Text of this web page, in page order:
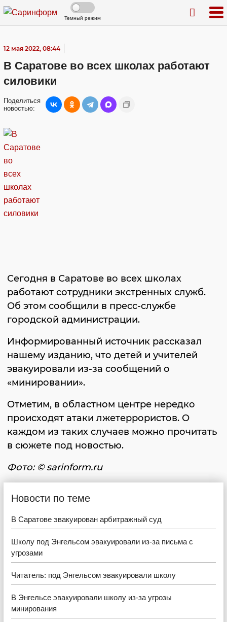
Темный режим
12 мая 2022, 08:44
В Саратове во всех школах работают
силовики
Поделиться
новостью:
Сегодня в Саратове во всех школах
работают сотрудники экстренных служб.
Об этом сообщили в пресс-службе
городской администрации.
Информированный источник рассказал
нашему изданию, что детей и учителей
эвакуировали из-за сообщений о
«минировании».
Отметим, в областном центре нередко
происходят атаки лжетеррористов. О
каждом из таких случаев можно прочитать
в сюжете под новостью.
Фото: © sarinform.ru
Новости по теме
В Саратове эвакуирован арбитражный суд
Школу под Энгельсом эвакуировали из-за письма с
угрозами
Читатель: под Энгельсом эвакуировали школу
В Энгельсе эвакуировали школу из-за угрозы
минирования